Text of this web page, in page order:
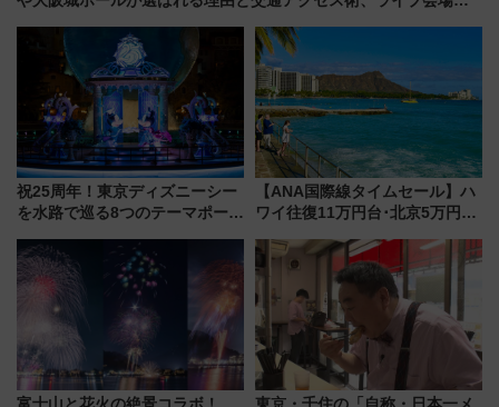
祝25周年！東京ディズニーシー
を水路で巡る8つのテーマポート
【ANA国際線タイムセール】ハ
ワイ往復11万円台･北京5万円台
来春のGW旅行まで狙える激ア
ツ路線まとめ（8/10まで）